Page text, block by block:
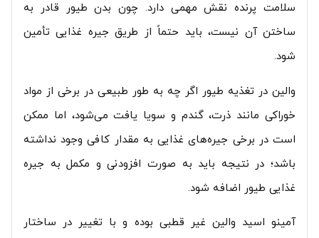
سلامت پرنده نقش مهمی دارد. چون بدن طیور قادر به
ساختن آن نیست، باید حتماً از طریق جیره غذایی تأمین
شود.
والین در تغذیه طیور اگر چه به طور طبیعی در برخی از مواد
خوراکی مانند ذرت، گندم و سویا یافت می‌شود، اما ممکن
است در برخی جیره‌های غذایی به مقدار کافی وجود نداشته
باشد؛ در نتیجه باید به صورت افزودنی و مکمل به جیره
غذایی طیور اضافه شود.
آمینو اسید والین غیر قطبی بوده و با تغییر در ساختار